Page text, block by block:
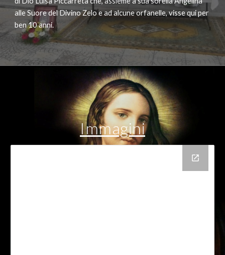
alle Suore del Divino Zelo e ad alcune orfanelle, visse qui per
ben 10 anni.
Immagini